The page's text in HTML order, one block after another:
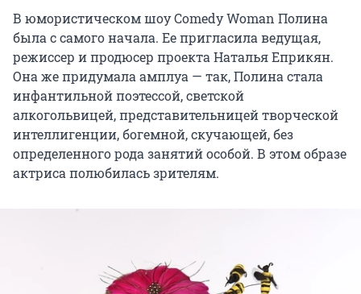
В юмористическом шоу Comedy Woman Полина
была с самого начала. Ее пригласила ведущая,
режиссер и продюсер проекта Наталья Еприкян.
Она же придумала амплуа — так, Полина стала
инфантильной поэтессой, светской
алкогольвицей, представительницей творческой
интеллигенции, богемной, скучающей, без
определенного рода занятий особой. В этом образе
актриса полюбилась зрителям.